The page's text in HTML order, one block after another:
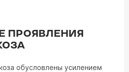
ПРОЯВЛЕНИЯ
обусловлены усилением